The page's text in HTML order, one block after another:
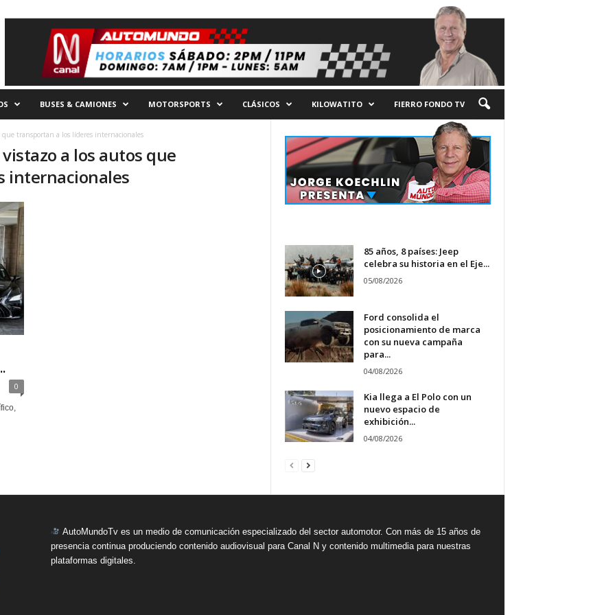
BUSES & CAMIONES MOTORSPORTS CLÁSICOS KILOWATITO FIERRO FONDO TV
transportan a los líderes internacionales
a los autos que
internacionales
0
85 años, 8 países: Jeep
celebra su historia en el Eje...
05/08/2026
Ford consolida el
posicionamiento de marca
con su nueva campaña
para...
04/08/2026
Kia llega a El Polo con un
nuevo espacio de
exhibición...
04/08/2026
AutoMundoTv es un medio de comunicación especializado del sector automotor. Con más de 15 años de
presencia continua produciendo contenido audiovisual para Canal N y contenido multimedia para nuestras
plataformas digitales.